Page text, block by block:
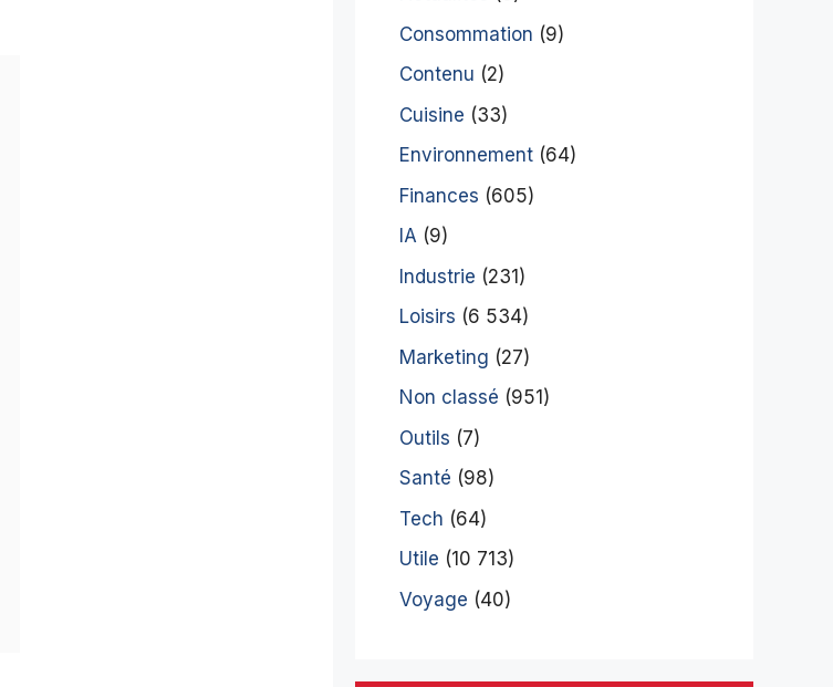
Consommation (9)
Contenu (2)
Cuisine (33)
Environnement (64)
Finances (605)
IA (9)
Industrie (231)
Loisirs (6 534)
Marketing (27)
Non classé (951)
Outils (7)
Santé (98)
Tech (64)
Utile (10 713)
Voyage (40)